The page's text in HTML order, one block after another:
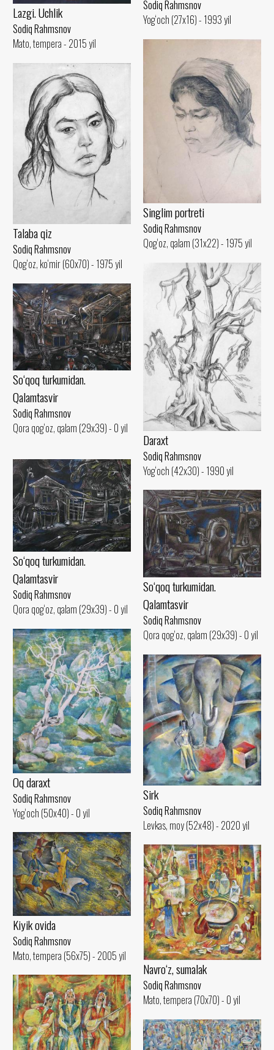
Sodiq Rahmsnov
Yog‘och (27x16) - 1993 yil
Lazgi. Uchlik
Sodiq Rahmsnov
Mato, tempera - 2015 yil
Singlim portreti
Sodiq Rahmsnov
Qog‘oz, qalam (31x22) - 1975 yil
Talaba qiz
Sodiq Rahmsnov
Qog‘oz, ko‘mir (60x70) - 1975 yil
Daraxt
Sodiq Rahmsnov
Yog‘och (42x30) - 1990 yil
So‘qoq turkumidan.
Qalamtasvir
Sodiq Rahmsnov
Qora qog‘oz, qalam (29x39) - 0 yil
So‘qoq turkumidan.
Qalamtasvir
Sodiq Rahmsnov
Qora qog‘oz, qalam (29x39) - 0 yil
So‘qoq turkumidan.
Qalamtasvir
Sodiq Rahmsnov
Qora qog‘oz, qalam (29x39) - 0 yil
Oq daraxt
Sodiq Rahmsnov
Yog‘och (50x40) - 0 yil
Sirk
Sodiq Rahmsnov
Levkas, moy (52x48) - 2020 yil
Kiyik ovida
Sodiq Rahmsnov
Mato, tempera (56x75) - 2005 yil
Navro‘z, sumalak
Sodiq Rahmsnov
Mato, tempera (70x70) - 0 yil